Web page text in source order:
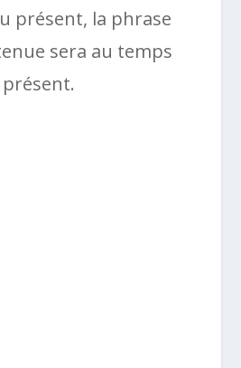
présent, la phrase
sera au temps
présent.